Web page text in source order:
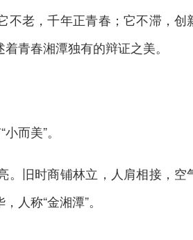
不老，千年正青春；它不滞，创
青春湘潭独有的辩证之美。
而美”。
。旧时商铺林立，人肩相接，空
人称“金湘潭”。